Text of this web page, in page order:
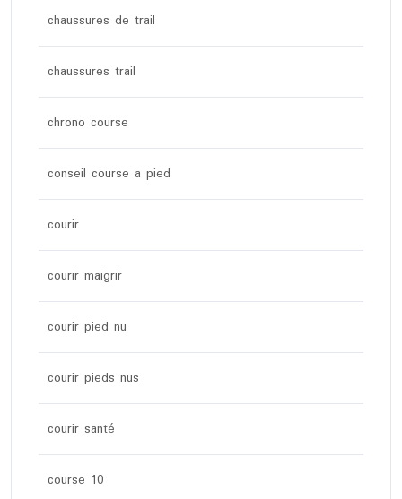
chaussures de trail
chaussures trail
chrono course
conseil course a pied
courir
courir maigrir
courir pied nu
courir pieds nus
courir santé
course 10